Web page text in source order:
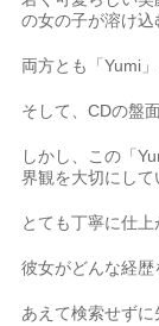
の女の子が溶け込
両方とも「Yumi
そして、CDの盤
しかし、この「
界観を大切にして
とても丁寧に仕上
彼女がどんな経
あえて検索せずに